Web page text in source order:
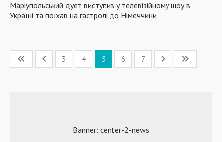
Маріупольський дует виступив у телевізійному шоу в
Україні та поїхав на гастролі до Німеччини
3 4 5 6 7